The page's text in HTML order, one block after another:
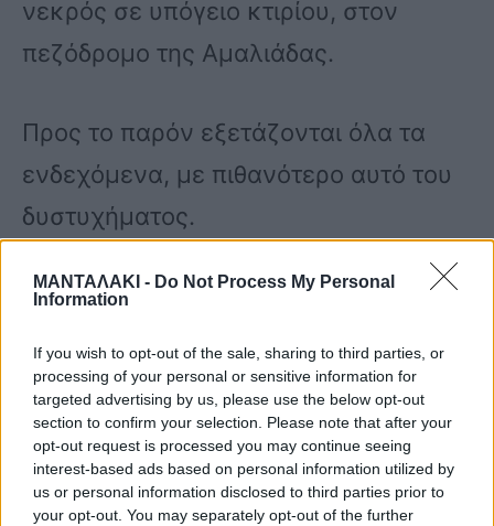
ΜΑΝΤΑΛΑΚΙ - Do Not Process My Personal
Information
If you wish to opt-out of the sale, sharing to third parties, or
processing of your personal or sensitive information for
targeted advertising by us, please use the below opt-out
section to confirm your selection. Please note that after your
opt-out request is processed you may continue seeing
interest-based ads based on personal information utilized by
us or personal information disclosed to third parties prior to
your opt-out. You may separately opt-out of the further
νεκρός σε υπόγειο κτιρίου, στον
πεζόδρομο της Αμαλιάδας.
Προς το παρόν εξετάζονται όλα τα
ενδεχόμενα, με πιθανότερο αυτό του
δυστυχήματος.
Οι πρώτες πληροφορίες του
είναι αλλοδαπός, υπήκοος
Βουλγαρίας, και η σορός του
εντοπίστηκε το μεσημέρι του
Σαββάτου, 13 Ιανουαρίου.